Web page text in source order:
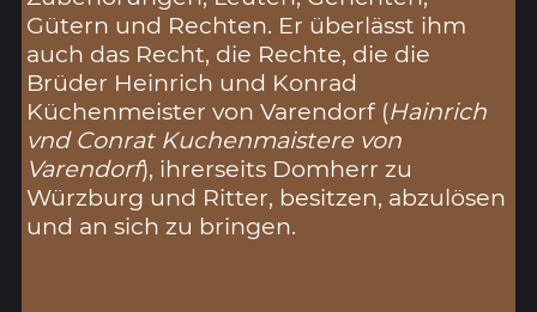
Gütern und Rechten. Er überlässt ihm
auch das Recht, die Rechte, die die
Brüder Heinrich und Konrad
Küchenmeister von Varendorf (Hainrich
vnd Conrat Kuchenmaistere von
Varendorf), ihrerseits Domherr zu
Würzburg und Ritter, besitzen, abzulösen
und an sich zu bringen.